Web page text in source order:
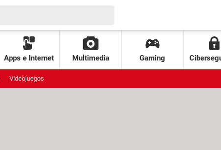
Apps e Internet Multimedia Gaming
Videojuegos